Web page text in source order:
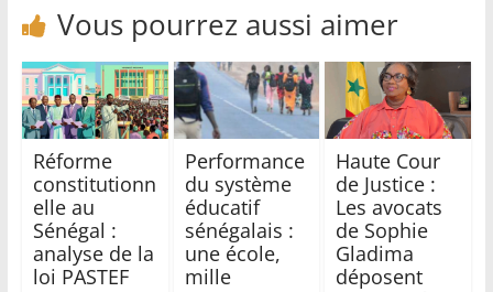
Vous pourrez aussi aimer
Réforme
constitutionn
elle au
Sénégal :
analyse de la
loi PASTEF
Performance
du système
éducatif
sénégalais :
une école,
mille
Haute Cour
de Justice :
Les avocats
de Sophie
Gladima
déposent